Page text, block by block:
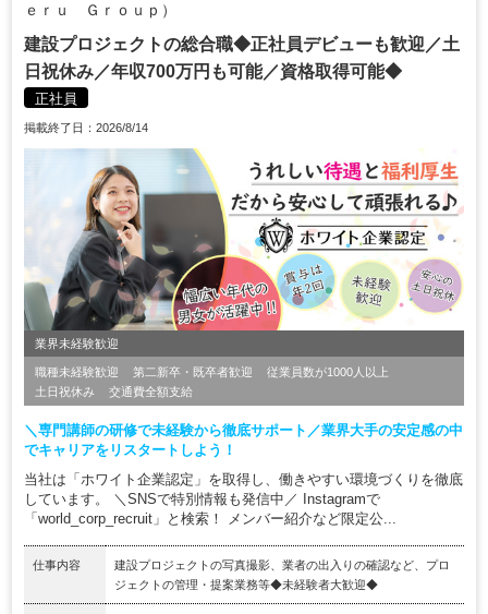
ｅｒｕ Ｇｒｏｕｐ）
建設プロジェクトの総合職◆正社員デビューも歓迎／土
日祝休み／年収700万円も可能／資格取得可能◆
正社員
掲載終了日：2026/8/14
業界未経験歓迎
職種未経験歓迎 第二新卒・既卒者歓迎
従業員数が1000人以上
土日祝休み
交通費全額支給
＼専門講師の研修で未経験から徹底サポート／業界大手の安定感の中
でキャリアをリスタートしよう！
当社は「ホワイト企業認定」を取得し、働きやすい環境づくりを徹底
しています。 ＼SNSで特別情報も発信中／ Instagramで
「world_corp_recruit」と検索！ メンバー紹介など限定公...
仕事内容
建設プロジェクトの写真撮影、業者の出入りの確認など、プロ
ジェクトの管理・提案業務等◆未経験者大歓迎◆